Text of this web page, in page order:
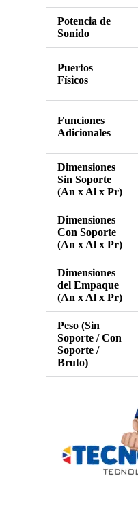
Potencia de
Sonido
Puertos
Físicos
Funciones
Adicionales
Dimensiones
Sin Soporte
(An x Al x Pr)
Dimensiones
Con Soporte
(An x Al x Pr)
Dimensiones
del Empaque
(An x Al x Pr)
Peso (Sin
Soporte / Con
Soporte /
Bruto)